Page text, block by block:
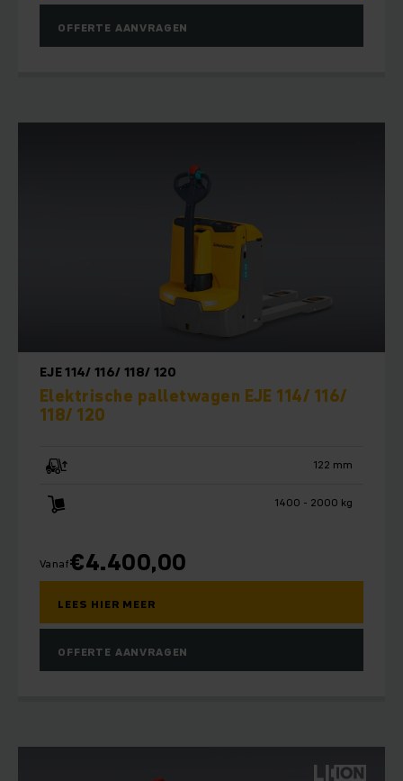
OFFERTE AANVRAGEN
EJE 114/ 116/ 118/ 120
Elektrische palletwagen EJE 114/ 116/
118/ 120
122 mm
1400 - 2000 kg
Vanaf€4.400,00
LEES HIER MEER
OFFERTE AANVRAGEN